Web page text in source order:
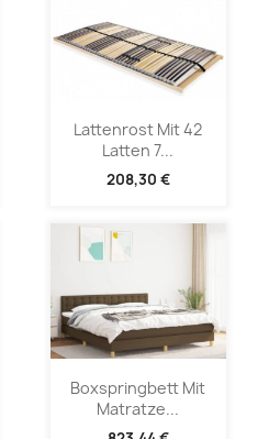
Lattenrost Mit 42
Latten 7...
208,30 €
Boxspringbett Mit
Matratze...